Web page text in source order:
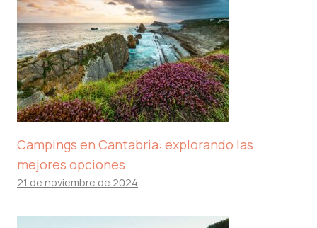
Campings en Cantabria: explorando las
mejores opciones
21 de noviembre de 2024